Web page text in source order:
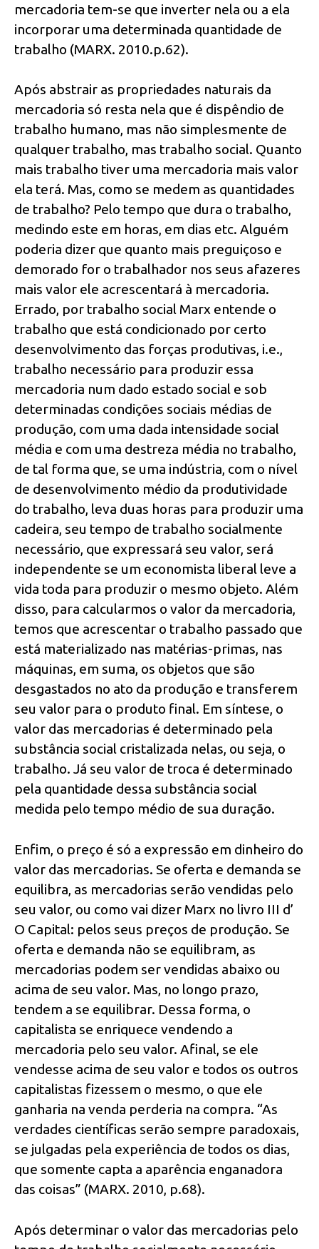
mercadoria tem-se que inverter nela ou a ela
incorporar uma determinada quantidade de
trabalho (MARX. 2010.p.62).
Após abstrair as propriedades naturais da
mercadoria só resta nela que é dispêndio de
trabalho humano, mas não simplesmente de
qualquer trabalho, mas trabalho social. Quanto
mais trabalho tiver uma mercadoria mais valor
ela terá. Mas, como se medem as quantidades
de trabalho? Pelo tempo que dura o trabalho,
medindo este em horas, em dias etc. Alguém
poderia dizer que quanto mais preguiçoso e
demorado for o trabalhador nos seus afazeres
mais valor ele acrescentará à mercadoria.
Errado, por trabalho social Marx entende o
trabalho que está condicionado por certo
desenvolvimento das forças produtivas, i.e.,
trabalho necessário para produzir essa
mercadoria num dado estado social e sob
determinadas condições sociais médias de
produção, com uma dada intensidade social
média e com uma destreza média no trabalho,
de tal forma que, se uma indústria, com o nível
de desenvolvimento médio da produtividade
do trabalho, leva duas horas para produzir uma
cadeira, seu tempo de trabalho socialmente
necessário, que expressará seu valor, será
independente se um economista liberal leve a
vida toda para produzir o mesmo objeto. Além
disso, para calcularmos o valor da mercadoria,
temos que acrescentar o trabalho passado que
está materializado nas matérias-primas, nas
máquinas, em suma, os objetos que são
desgastados no ato da produção e transferem
seu valor para o produto final. Em síntese, o
valor das mercadorias é determinado pela
substância social cristalizada nelas, ou seja, o
trabalho. Já seu valor de troca é determinado
pela quantidade dessa substância social
medida pelo tempo médio de sua duração.
Enfim, o preço é só a expressão em dinheiro do
valor das mercadorias. Se oferta e demanda se
equilibra, as mercadorias serão vendidas pelo
seu valor, ou como vai dizer Marx no livro III d’
O Capital: pelos seus preços de produção. Se
oferta e demanda não se equilibram, as
mercadorias podem ser vendidas abaixo ou
acima de seu valor. Mas, no longo prazo,
tendem a se equilibrar. Dessa forma, o
capitalista se enriquece vendendo a
mercadoria pelo seu valor. Afinal, se ele
vendesse acima de seu valor e todos os outros
capitalistas fizessem o mesmo, o que ele
ganharia na venda perderia na compra. “As
verdades científicas serão sempre paradoxais,
se julgadas pela experiência de todos os dias,
que somente capta a aparência enganadora
das coisas” (MARX. 2010, p.68).
Após determinar o valor das mercadorias pelo